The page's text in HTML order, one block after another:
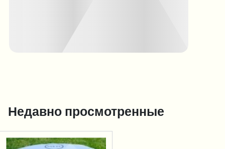
Недавно просмотренные